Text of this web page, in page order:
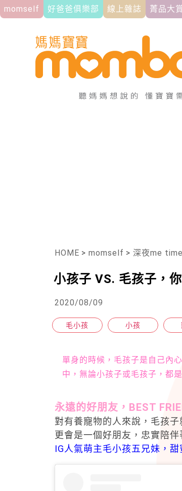
momself 好爸爸俱樂部 線上雜誌 菁品大
HOME > momself > 深夜me time
小孩子 VS. 毛孩子，
2020/08/09
毛小孩 小孩
單身的時候，毛孩子是自己內
中，無論小孩子或毛孩子，都
永遠的好朋友，BEST
對有養寵物的人來說，毛孩
更會是一個好朋友，忠實陪
IG人氣萌主毛小孩五兄妹，